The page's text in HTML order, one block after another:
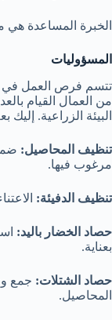
الخبرة المساعدة هي
المسؤوليات
تتسم فرص العمل في
من العمال القيام
البيئة الزراعية.
تنظيف المحاصيل:
مرغوب فيها.
تنظيف الدفيئة:
حصاد الخضار باليد:
بعناية.
حصاد الشتلات: جمع
المحاصيل.